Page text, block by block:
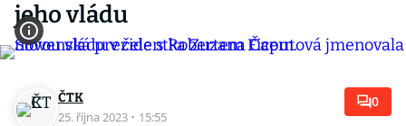
jeho vládu
ČTK
25. října 2023 · 15:55
0